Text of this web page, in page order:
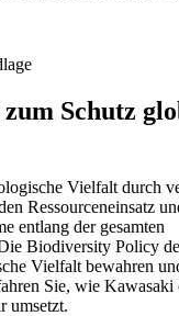
Schutz
Vielfalt durch
Ressourceneinsatz
entlang der gesamten
Biodiversity Policy
Vielfalt bewahren
Sie, wie Kawasaki
umsetzt.